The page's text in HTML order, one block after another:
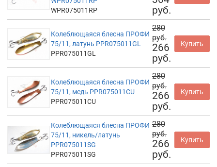
WPR075011RP
руб.
Колеблющаяся блесна ПРОФИ
75/11, латунь PPR075011GL
PPR075011GL
280
руб.
266
руб.
Купить
Колеблющаяся блесна ПРОФИ
75/11, медь PPR075011CU
PPR075011CU
280
руб.
266
руб.
Купить
Колеблющаяся блесна ПРОФИ
75/11, никель/латунь
PPR075011SG
PPR075011SG
280
руб.
266
руб.
Купить